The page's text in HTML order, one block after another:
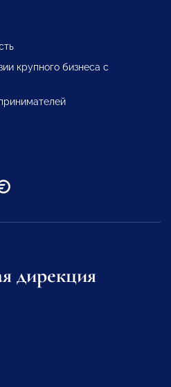
крупного бизнеса с
дирекция